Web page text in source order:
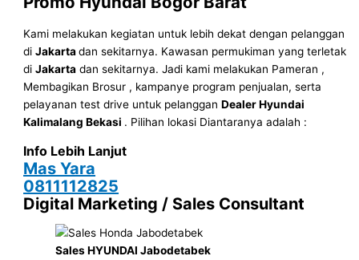
Kami melakukan kegiatan untuk lebih dekat dengan pelanggan
diJakartadan sekitarnya. Kawasan permukiman yang terletak
diJakarta dan sekitarnya. Jadi kami melakukan Pameran ,
Membagikan Brosur , kampanye program penjualan, serta
pelayanan test drive untuk pelangganDealer Hyundai
Kalimalang Bekasi . Pilihan lokasi Diantaranya adalah :
Info Lebih Lanjut
Mas Yara
0811112825
Digital Marketing / Sales Consultant
Sales HYUNDAI Jabodetabek